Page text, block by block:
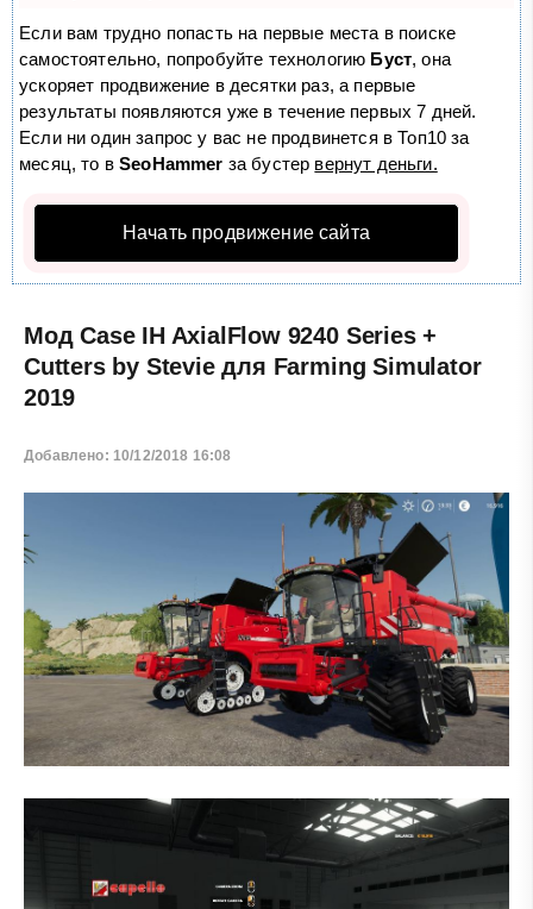
Если вам трудно попасть на первые места в поиске
самостоятельно, попробуйте технологию Буст, она
ускоряет продвижение в десятки раз, а первые
результаты появляются уже в течение первых 7 дней.
Если ни один запрос у вас не продвинется в Топ10 за
месяц, то вSeoHammer за бустер вернут деньги.
Начать продвижение сайта
Мод Case IH AxialFlow 9240 Series +
Cutters by Stevie для Farming Simulator
2019
Добавлено: 10/12/2018 16:08